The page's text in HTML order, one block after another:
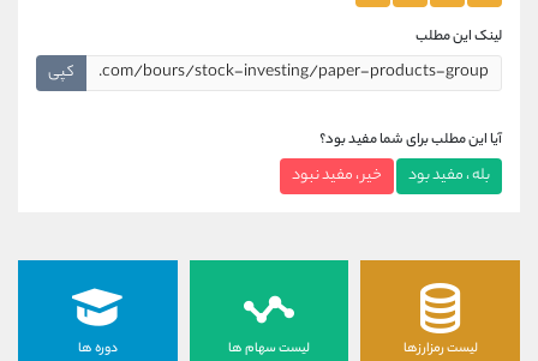
لینک این مطلب
کپی
آیا این مطلب برای شما مفید بود؟
بله ، مفید بود خیر ، مفید نبود
لیست رمزارزها لیست سهام ها دوره ها